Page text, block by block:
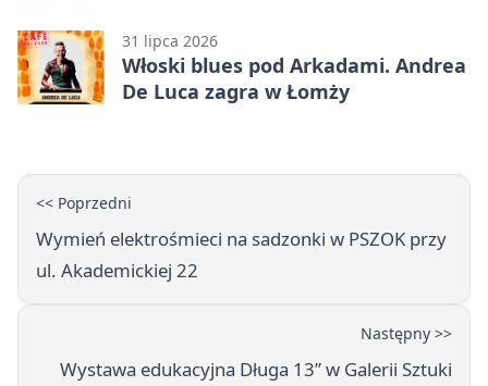
Liga Grupa 1 (Grupa I)
31 lipca 2026
Włoski blues pod Arkadami. Andrea
De Luca zagra w Łomży
<< Poprzedni
Wymień elektrośmieci na sadzonki w PSZOK przy
ul. Akademickiej 22
Następny >>
Wystawa edukacyjna Długa 13” w Galerii Sztuki